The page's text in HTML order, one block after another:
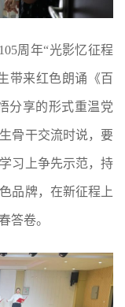
105周年“光影忆征程
带来红色朗诵《百
分享的形式重温党
骨干交流时说，要
习上争先示范，持
品牌，在新征程上
答卷。